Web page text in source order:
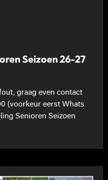
Seizoen 26-27
graag even contact
(voorkeur eerst Whats
Senioren Seizoen